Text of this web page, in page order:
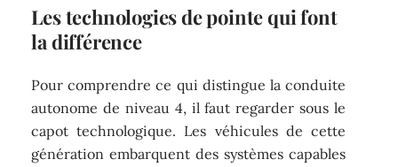
Les technologies de pointe qui font
la différence
Pour comprendre ce qui distingue la conduite
autonome de niveau 4, il faut regarder sous le
capot technologique. Les véhicules de cette
génération embarquent des systèmes capables